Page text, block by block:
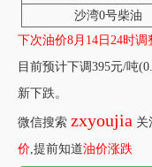
沙湾0号柴油
下次油价8月14日24时调
目前预计下调395元/吨
新下跌。
微信搜索 zxyoujia 关
价,提前知道油价涨跌